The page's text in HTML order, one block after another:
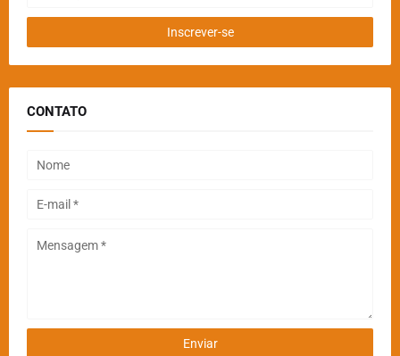
CONTATO